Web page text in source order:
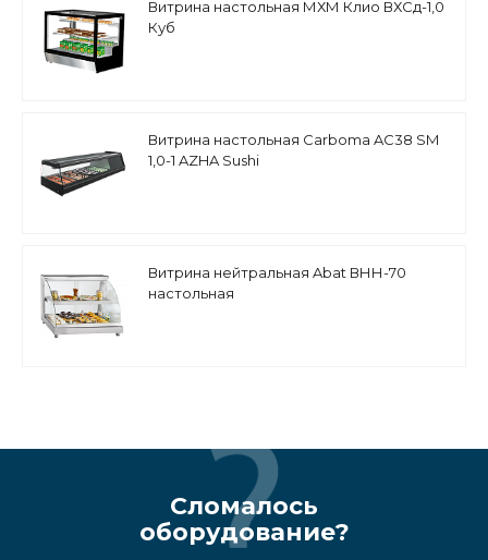
Витрина настольная МХМ Клио ВХСд-1,0
Куб
Витрина настольная Carboma AC38 SM
1,0-1 AZHA Sushi
Витрина нейтральная Abat ВНН-70
настольная
Сломалось
оборудование?